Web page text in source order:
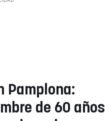
Pamplona:
de 60 años